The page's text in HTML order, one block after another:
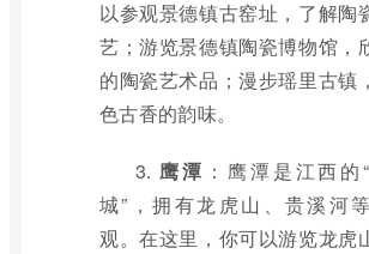
以参观景德镇古窑址，了解陶
艺；游览景德镇陶瓷博物馆，
的陶瓷艺术品；漫步瑶里古镇
色古香的韵味。
3.鹰潭 ：鹰潭是江西的
城”，拥有龙虎山、贵溪河
观。在这里，你可以游览龙虎